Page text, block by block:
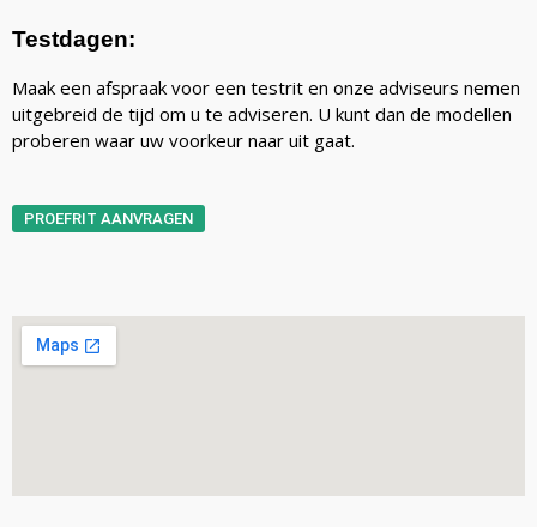
Testdagen:
Maak een afspraak voor een testrit en onze adviseurs nemen
uitgebreid de tijd om u te adviseren. U kunt dan de modellen
proberen waar uw voorkeur naar uit gaat.
PROEFRIT AANVRAGEN